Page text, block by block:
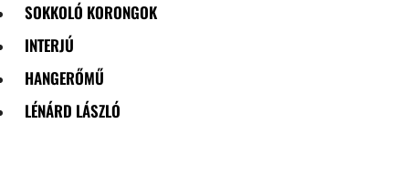
SOKKOLÓ KORONGOK
INTERJÚ
HANGERŐMŰ
LÉNÁRD LÁSZLÓ